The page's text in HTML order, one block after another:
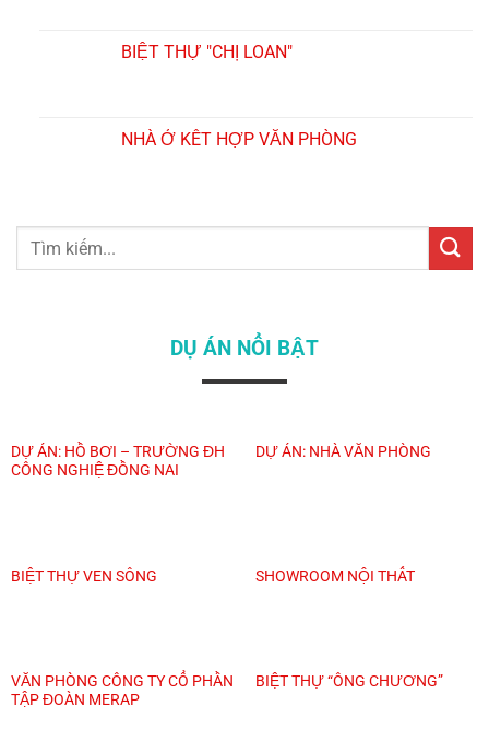
BIỆT THỰ "CHỊ LOAN"
NHÀ Ở KẾT HỢP VĂN PHÒNG
Search
DỤ ÁN NỔI BẬT
DỰ ÁN: HỒ BƠI – TRƯỜNG ĐH
CÔNG NGHIỆ ĐỒNG NAI
DỰ ÁN: NHÀ VĂN PHÒNG
BIỆT THỰ VEN SÔNG SHOWROOM NỘI THẤT
VĂN PHÒNG CÔNG TY CỔ PHẦN
TẬP ĐOÀN MERAP
BIỆT THỰ “ÔNG CHƯƠNG”